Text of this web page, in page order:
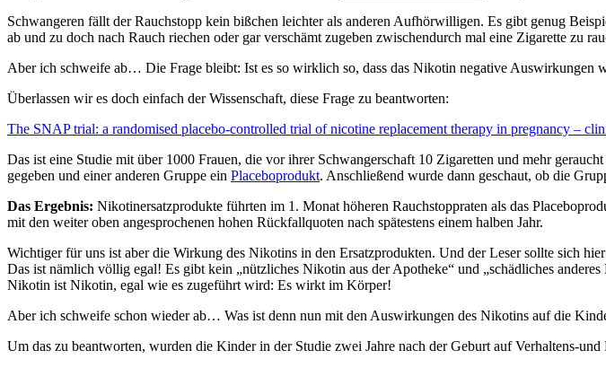
Schwangeren fällt der Rauchstopp kein bißchen leichter als anderen Aufhörwilligen. Es gibt genug
ab und zu doch nach Rauch riechen oder gar verschämt zugeben zwischendurch mal eine Zigarette zu
Aber ich schweife ab… Die Frage bleibt: Ist es so wirklich so, dass das Nikotin negative Auswirkungen
Überlassen wir es doch einfach der Wissenschaft, diese Frage zu beantworten:
The SNAP trial: a randomised placebo-controlled trial of nicotine replacement therapy in pregnancy –
Das ist eine Studie mit über 1000 Frauen, die vor ihrer Schwangerschaft 10 Zigaretten und mehr
gegeben und einer anderen Gruppe ein Placeboprodukt. Anschließend wurde dann geschaut, ob die
Das Ergebnis: Nikotinersatzprodukte führten im 1. Monat höheren Rauchstoppraten als das
mit den weiter oben angesprochenen hohen Rückfallquoten nach spätestens einem halben Jahr.
Wichtiger für uns ist aber die Wirkung des Nikotins in den Ersatzprodukten. Und der Leser sollte sich
Das ist nämlich völlig egal! Es gibt kein „nützliches Nikotin aus der Apotheke“ und „schädliches
Nikotin ist Nikotin, egal wie es zugeführt wird: Es wirkt im Körper!
Aber ich schweife schon wieder ab… Was ist denn nun mit den Auswirkungen des Nikotins auf die
Um das zu beantworten, wurden die Kinder in der Studie zwei Jahre nach der Geburt auf Verhaltens-